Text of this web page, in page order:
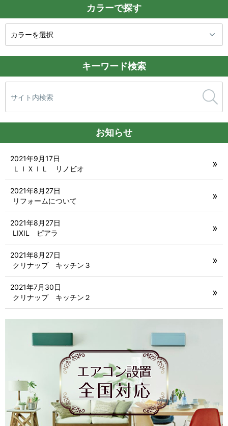
カラーで探す
キーワード検索
索:
お知らせ
ＬＩＸＩＬ リノビオ
2021年9月17日
リフォームについて
2021年8月27日
LIXIL ピアラ
2021年8月27日
クリナップ キッチン３
2021年8月27日
クリナップ キッチン２
2021年7月30日